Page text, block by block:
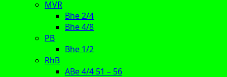
MVR
Bhe 2/4
Bhe 4/8
PB
Bhe 1/2
RhB
ABe 4/4 51 – 56